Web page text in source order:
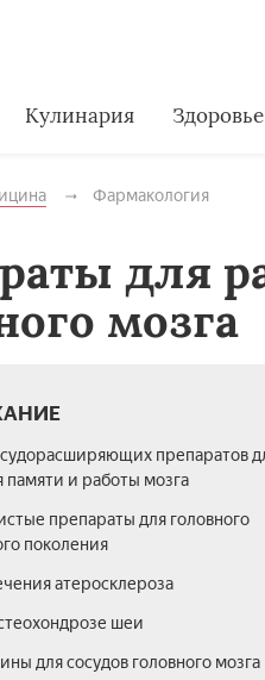
Кулинария Здоровье
Фармакология
для
мозга
препаратов
памяти и работы мозга
препараты для головного
поколения
атеросклероза
шеи
для сосудов головного мозга